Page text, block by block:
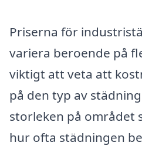
Priserna för
variera beroende på
viktigt att veta att
på den typ av
storleken på området
hur ofta städningen